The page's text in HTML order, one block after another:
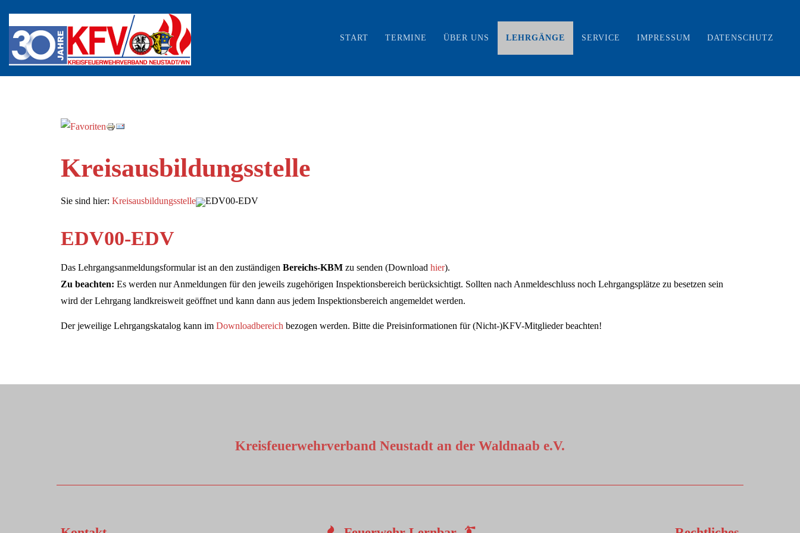
START TERMINE ÜBER UNS LEHRGÄNGE SERVICE IMPRESSUM DATENSCHUTZ
Kreisausbildungsstelle
Sie sind hier: Kreisausbildungsstelle EDV00-EDV
EDV00-EDV
Das Lehrgangsanmeldungsformular ist an den zuständigen Bereichs-KBM zu senden (Download hier).
Zu beachten: Es werden nur Anmeldungen für den jeweils zugehörigen Inspektionsbereich berücksichtigt. Sollten nach Anmeldeschluss noch Lehrgangsplätze zu besetzen sein
wird der Lehrgang landkreisweit geöffnet und kann dann aus jedem Inspektionsbereich angemeldet werden.
Der jeweilige Lehrgangskatalog kann im Downloadbereich bezogen werden. Bitte die Preisinformationen für (Nicht-)KFV-Mitglieder beachten!
Kreisfeuerwehrverband Neustadt an der Waldnaab e.V.